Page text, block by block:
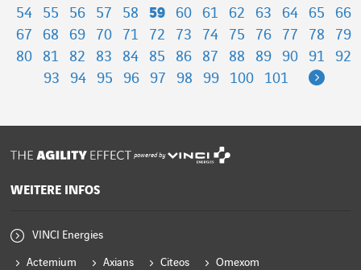
54
55 56 57 58 59 60 61 62 63 64 65
66
67
68 69 70 71 72 73 74 75 76 77 78
79
80
81 82 83 84 85 86 87 88 89 90 91
92
93
94 95 96 97 98 99 100 101 Next
powered by
WEITERE INFOS
VINCI Energies
Actemium Axians Citeos
Omexom